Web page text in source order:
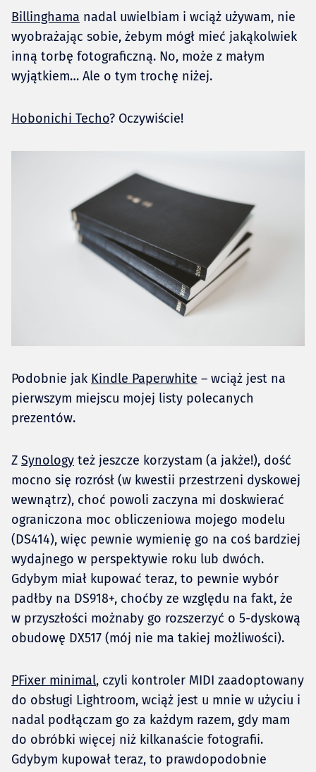
Billinghama nadal uwielbiam i wciąż używam, nie
wyobrażając sobie, żebym mógł mieć jakąkolwiek
inną torbę fotograficzną. No, może z małym
wyjątkiem… Ale o tym trochę niżej.
Hobonichi Techo? Oczywiście!
Podobnie jak Kindle Paperwhite – wciąż jest na
pierwszym miejscu mojej listy polecanych
prezentów.
Z Synology też jeszcze korzystam (a jakże!), dość
mocno się rozrósł (w kwestii przestrzeni dyskowej
wewnątrz), choć powoli zaczyna mi doskwierać
ograniczona moc obliczeniowa mojego modelu
(DS414), więc pewnie wymienię go na coś bardziej
wydajnego w perspektywie roku lub dwóch.
Gdybym miał kupować teraz, to pewnie wybór
padłby na DS918+, choćby ze względu na fakt, że
w przyszłości możnaby go rozszerzyć o 5-dyskową
obudowę DX517 (mój nie ma takiej możliwości).
PFixer minimal, czyli kontroler MIDI zaadoptowany
do obsługi Lightroom, wciąż jest u mnie w użyciu i
nadal podłączam go za każdym razem, gdy mam
do obróbki więcej niż kilkanaście fotografii.
Gdybym kupował teraz, to prawdopodobnie